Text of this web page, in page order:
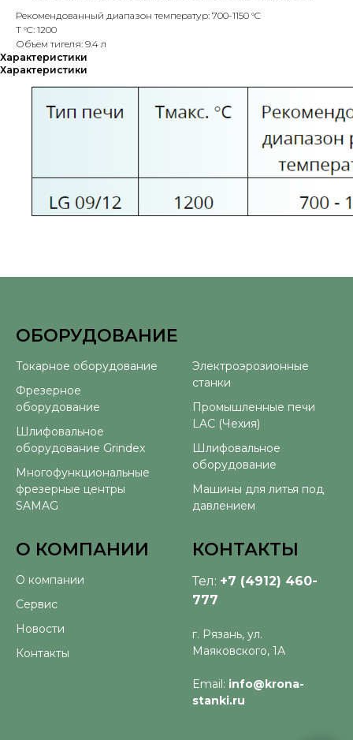
Рекомендованный диапазон температур: 700-1150 °C
T °C: 1200
Объем тигеля: 9.4 л
Характеристики
Характеристики
ОБОРУДОВАНИЕ
Токарное оборудование
Фрезерное
оборудование
Шлифовальное
оборудование Grindex
Многофункциональные
фрезерные центры
SAMAG
Электроэрозионные
станки
Промышленные печи
LAC (Чехия)
Шлифовальное
оборудование
Машины для литья под
давлением
О КОМПАНИИ
О компании
Сервис
Новости
Контакты
КОНТАКТЫ
Тел: +7 (4912) 460-
777
г. Рязань, ул.
Маяковского, 1А
Email: info@krona-
stanki.ru